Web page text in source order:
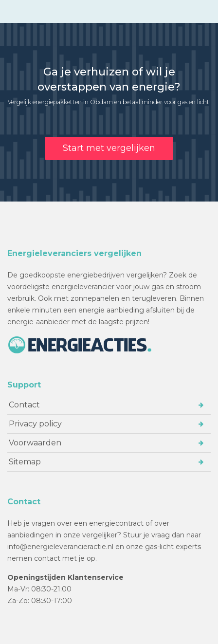
Ga je verhuizen of wil je
overstappen van energie?
Vergelijk energiepakketten in Obdam en betaal minder voor gas en licht!
Start met vergelijken
Energieleveranciers vergelijken
De goedkoopste energiebedrijven vergelijken? Zoek de
voordeligste energieleverancier voor jouw gas en stroom
verbruik. Ook met zonnepanelen en terugleveren. Binnen
enkele minuten een energie aanbieding afsluiten bij de
energie-aanbieder met de laagste prijzen!
Support
Contact
Privacy policy
Voorwaarden
Sitemap
Contact
Heb je vragen over een energiecontract of over
aanbiedingen in onze vergelijker? Stuur je vraag dan naar
info@energieleverancieractie.nl en onze gas-licht experts
nemen contact met je op.
Openingstijden Klantenservice
Ma-Vr: 08:30-21:00
Za-Zo: 08:30-17:00